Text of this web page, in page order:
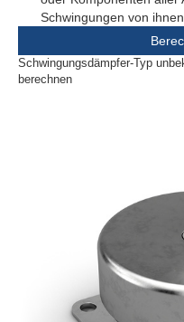
Schwingungen von ihnen
Schwingungsdämpfer-Typ
berechnen